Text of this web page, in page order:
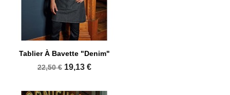
Tablier À Bavette "Denim"
22,50 € 19,13 €